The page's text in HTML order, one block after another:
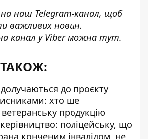
на наш Telegram-канал, щоб
важливих новин.
канал у Viber можна тут.
до проєкту
хто ще
продукцію
поліцейську, що
конченим інвалідом, не